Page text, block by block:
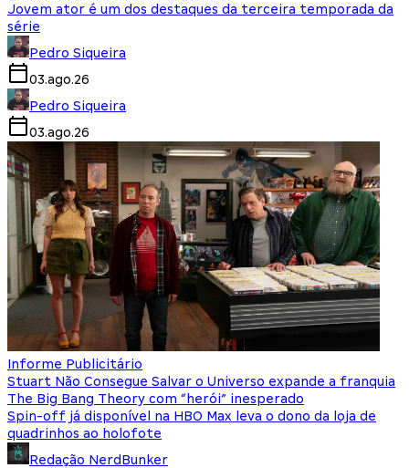
Jovem ator é um dos destaques da terceira temporada da
série
Pedro Siqueira
03.ago.26
Pedro Siqueira
03.ago.26
Informe Publicitário
Stuart Não Consegue Salvar o Universo expande a franquia
The Big Bang Theory com “herói” inesperado
Spin-off já disponível na HBO Max leva o dono da loja de
quadrinhos ao holofote
Redação NerdBunker